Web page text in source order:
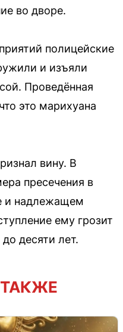
во дворе.
полицейские
и изъяли
Проведённая
это марихуана
вину. В
пресечения в
и надлежащем
ему грозит
десяти лет.